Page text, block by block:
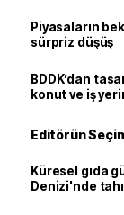
Piyasaların
sürpriz düşüş
BDDK’dan
konut ve iş
Editörün
Küresel gıda
Denizi'nde